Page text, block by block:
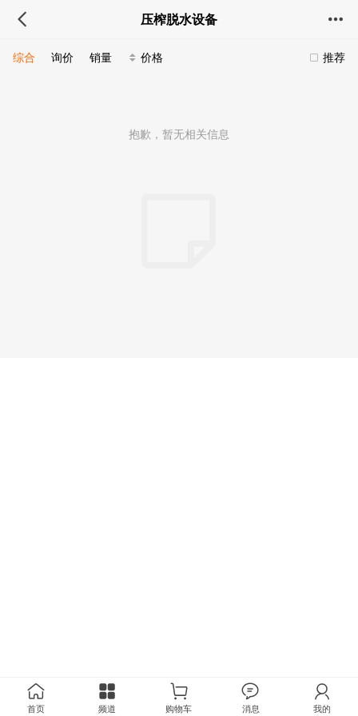
压榨脱水设备
推荐
综合 询价 销量 价格
抱歉，暂无相关信息
首页 频道 购物车 消息 我的